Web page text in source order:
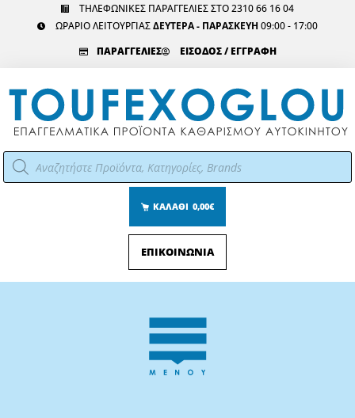
ΤΗΛΕΦΩΝΙΚΕΣ ΠΑΡΑΓΓΕΛΙΕΣ ΣΤΟ 2310 66 16 04
ΩΡΑΡΙΟ ΛΕΙΤΟΥΡΓΙΑΣΔΕΥΤΕΡΑ - ΠΑΡΑΣΚΕΥΗ 09:00 - 17:00
ΠΑΡΑΓΓΕΛΙΕΣ
ΕΙΣΟΔΟΣ / ΕΓΓΡΑΦΗ
Αναζήτηση
προϊόντων
ΚΑΛΑΘΙ 0,00€
ΕΠΙΚΟΙΝΩΝΙΑ
Menu